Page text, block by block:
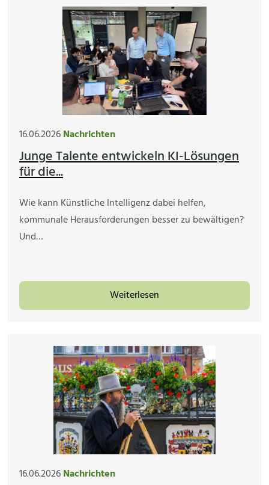
16.06.2026Nachrichten
Junge Talente entwickeln KI-Lösungen
für die...
Wie kann Künstliche Intelligenz dabei helfen,
kommunale Herausforderungen besser zu bewältigen?
Und…
Weiterlesen
16.06.2026Nachrichten